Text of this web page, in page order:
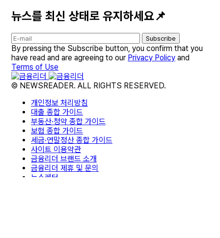
뉴스를 최신 상태로 유지하세요📌
Subscribe
By pressing the Subscribe button, you confirm that you
have read and are agreeing to our Privacy Policy and
Terms of Use
© NEWSREADER. ALL RIGHTS RESERVED.
개인정보 처리방침
대출 종합 가이드
부동산·청약 종합 가이드
보험 종합 가이드
세금·연말정산 종합 가이드
사이트 이용약관
금융리더 브랜드 소개
금융리더 제휴 및 문의
뉴스레터